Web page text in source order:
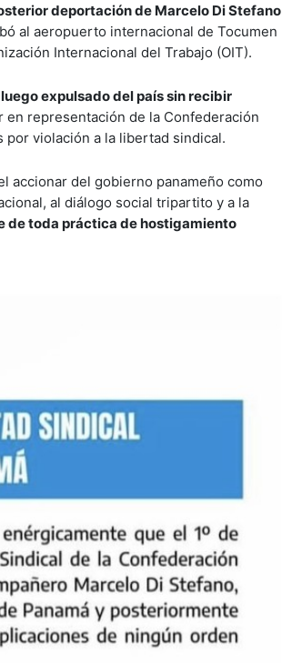
deportación de Marcelo Di Stefano
al aeropuerto internacional de Tocumen
Internacional del Trabajo (OIT).
expulsado del país sin recibir
en representación de la Confederación
por violación a la libertad sindical.
accionar del gobierno panameño como
al diálogo social tripartito y a la
de toda práctica de hostigamiento